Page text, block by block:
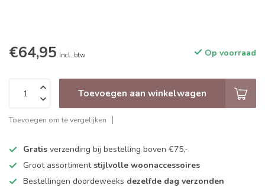
€64,95 Incl. btw Op voorraad
Toevoegen aan winkelwagen
Toevoegen om te vergelijken
Gratis verzending bij bestelling boven €75,-
Groot assortiment stijlvolle woonaccessoires
Bestellingen doordeweeks dezelfde dag verzonden